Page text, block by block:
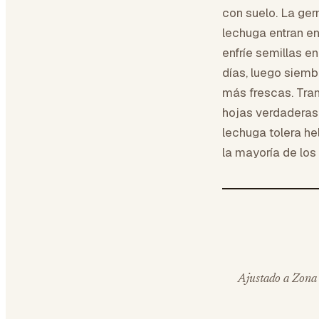
con suelo. La
lechuga entran
enfríe semillas
días, luego
más frescas.
hojas
lechuga tolera
la mayoría de
Ajustado a Zona